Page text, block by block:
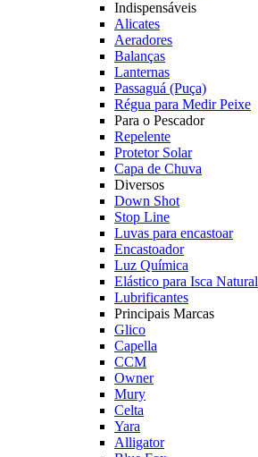
Indispensáveis
Alicates
Aeradores
Balanças
Lanternas
Passaguá (Puça)
Régua para Medir Peixe
Para o Pescador
Repelente
Protetor Solar
Capa de Chuva
Diversos
Down Shot
Stop Line
Luvas para encastoar
Encastoador
Luz Química
Elástico para Isca Natural
Lubrificantes
Principais Marcas
Glico
Capella
CCM
Owner
Mury
Celta
Yara
Alligator